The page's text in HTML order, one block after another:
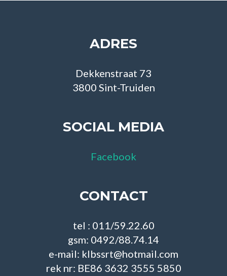
ADRES
Dekkenstraat 73
3800 Sint-Truiden
SOCIAL MEDIA
Facebook
CONTACT
tel : 011/59.22.60
gsm: 0492/88.74.14
e-mail: klbssrt@hotmail.com
rek nr: BE86 3632 3555 5850